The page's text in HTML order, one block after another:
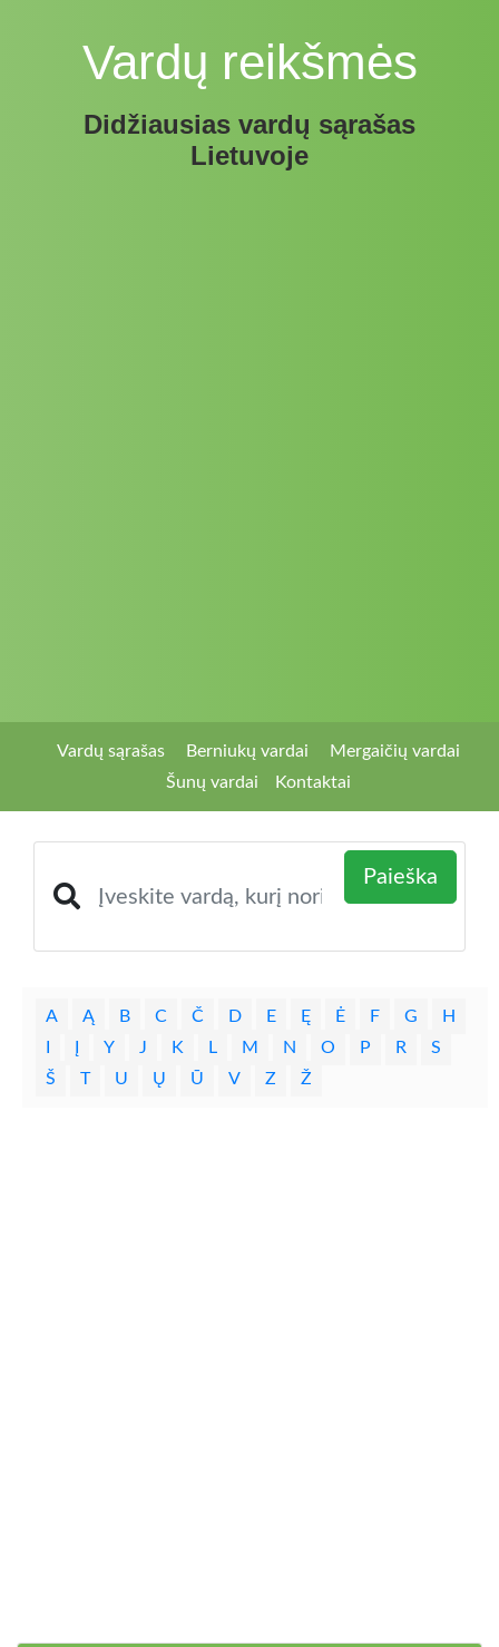
Vardų reikšmės
Didžiausias vardų sąrašas
Lietuvoje
Vardų sąrašas Berniukų vardai
Mergaičių vardai
Šunų vardai
Kontaktai
Paieška
A Ą B C Č D E Ę Ė F G
H
Y J K L M N O P R
S
Š
T U Ų Ū V Z Ž